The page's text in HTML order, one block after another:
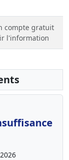
compte gratuit
l'information